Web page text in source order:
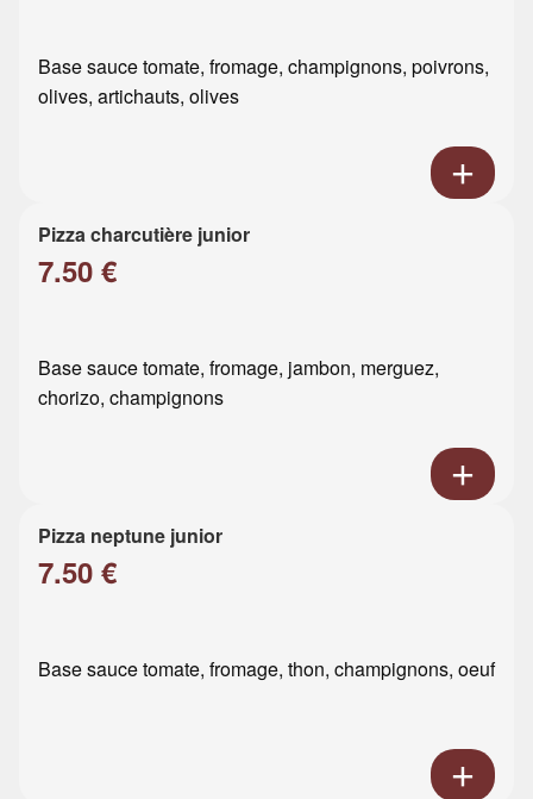
Base sauce tomate, fromage, champignons, poivrons,
olives, artichauts, olives
Pizza charcutière junior
7.50 €
Base sauce tomate, fromage, jambon, merguez,
chorizo, champignons
Pizza neptune junior
7.50 €
Base sauce tomate, fromage, thon, champignons, oeuf